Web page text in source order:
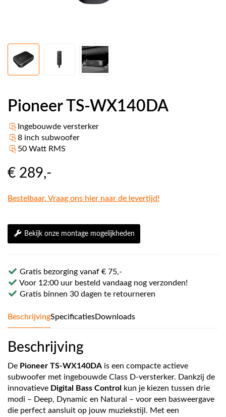
Pioneer TS-WX140DA
Ingebouwde versterker
8 inch subwoofer
50 Watt RMS
€ 289,-
Bestelbaar. Vraag ons hier naar de levertijd!
Bekijk onze montage mogelijkheden
Gratis bezorging vanaf € 75,-
Voor 12:00 uur besteld vandaag nog verzonden!
Gratis binnen 30 dagen te retourneren
BeschrijvingSpecificatiesDownloads
Beschrijving
De Pioneer TS-WX140DA is een compacte actieve
subwoofer met ingebouwde Class D-versterker. Dankzij de
innovatieve Digital Bass Control
kun je kiezen tussen drie
modi – Deep, Dynamic en Natural – voor een basweergave
die perfect aansluit op jouw muziekstijl. Met een